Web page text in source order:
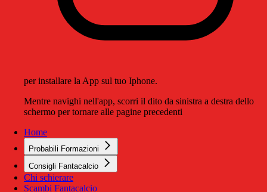
per installare la App sul tuo Iphone.
Mentre navighi nell'app, scorri il dito da sinistra a destra dello
schermo per tornare alle pagine precedenti
Home
Probabili Formazioni
Consigli Fantacalcio
Chi schierare
Scambi Fantacalcio